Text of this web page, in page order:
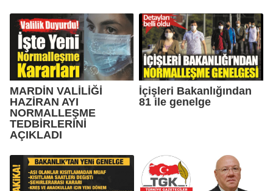
MARDİN VALİLİĞİ
HAZİRAN AYI
NORMALLEŞME
TEDBİRLERİNİ
AÇIKLADI
İçişleri Bakanlığından
81 ile genelge